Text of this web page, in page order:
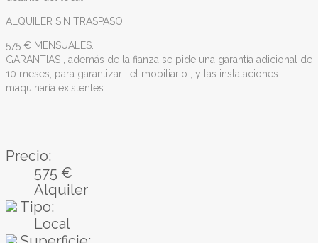
ALQUILER SIN TRASPASO.
575 € MENSUALES.
GARANTIAS , además de la fianza se pide una garantía adicional de
10 meses, para garantizar , el mobiliario , y las instalaciones -
maquinaría existentes .
Precio:
575 €
Alquiler
Tipo:
Local